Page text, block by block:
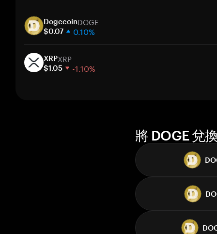
DogecoinDOGE
$0.07 0.10%
30 天
市值
XRPXRP
$1.05 -1.10%
將 DOGE 兌